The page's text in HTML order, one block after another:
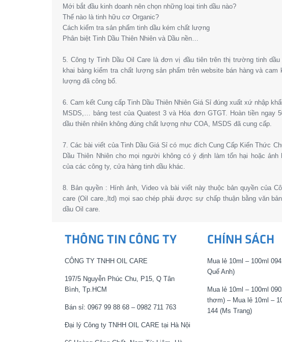
Mới bắt đầu kinh doanh nên chọn những loại tinh dầu nào?
Thế nào là tinh hữu cơ Organic?
Cách kiểm tra sản phẩm tinh dầu kém chất lượng
Phân biệt Tinh Dầu Thiên Nhiên và Dầu nền…
5. Công ty Tinh Dầu Oil Care là đơn vị đầu tiên trên thị trường tinh
khai bảng kiểm tra chất lượng sản phẩm trên website bán hàng và cam
lượng đã công bố.
6. Cam kết Cung cấp Tinh Dầu Thiên Nhiên Giá Sỉ đúng xuất xứ nhập
MSDS,… bảng test của Quatest 3 và Hóa đơn GTGT. Hoàn tiền ngay
dầu thiên nhiên không đúng chất lượng như COA, MSDS đã cung cấp.
7. Các bài viết của Tinh Dầu Giá Sỉ có mục đích Cung Cấp Kiến Thức
Dầu Thiên Nhiên cho mọi người không có ý định làm tổn hại hoặc
của các công ty, cửa hàng tinh dầu khác.
8. Bản quyền : Hính ảnh, Video và bài viết này thuộc bản quyền của
care (Oil care.,ltd) mọi sao chép phải được sự chấp thuận bằng văn
dầu Oil care.
THÔNG TIN CÔNG TY
CÔNG TY TNHH OIL CARE
197/5 Nguyễn Phúc Chu, P15, Q Tân
Bình, Tp.HCM
Bán sỉ: 0967 99 88 68 – 0982 711 763
Đại lý Công ty TNHH OIL CARE tại Hà Nội
CHÍNH SÁCH
Mua lẻ 10ml – 100ml
Quế Anh)
Mua lẻ 10ml – 100ml
thơm) – Mua lẻ 10ml –
144 (Ms Trang)